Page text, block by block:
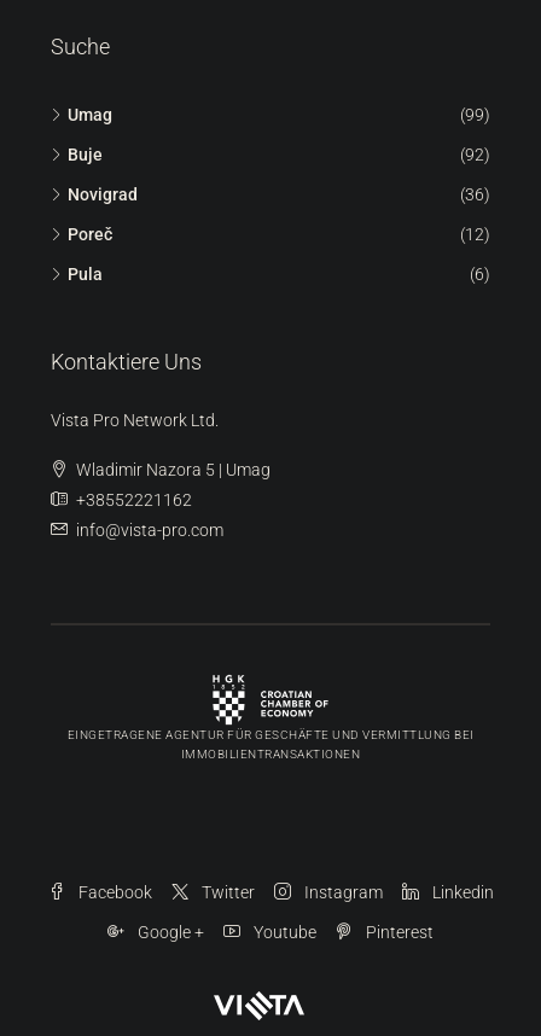
Suche
Umag (99)
Buje (92)
Novigrad (36)
Poreč (12)
Pula (6)
Kontaktiere Uns
Vista Pro Network Ltd.
Wladimir Nazora 5 | Umag
+38552221162
info@vista-pro.com
EINGETRAGENE AGENTUR FÜR GESCHÄFTE UND VERMITTLUNG BEI
IMMOBILIENTRANSAKTIONEN
Facebook Twitter Instagram Linkedin
Google + Youtube Pinterest